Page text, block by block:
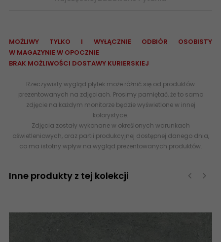
MOŻLIWY TYLKO I WYŁĄCZNIE ODBIÓR OSOBISTY
W MAGAZYNIE W OPOCZNIE
BRAK MOŻLIWOŚCI DOSTAWY KURIERSKIEJ
Rzeczywisty wygląd płytek może różnić się od produktów
prezentowanych na zdjęciach. Prosimy pamiętać, że to samo
zdjęcie na każdym monitorze będzie wyświetlone w innej
kolorystyce.
Zdjęcia zostały wykonane w określonych warunkach
oświetleniowych, oraz partii produkcyjnej dostępnej danego dnia,
co ma istotny wpływ na wygląd prezentowanych produktów.
Inne produkty z tej kolekcji